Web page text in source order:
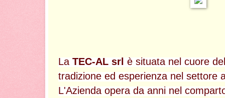
La TEC-AL srl è situata nel cuore
tradizione ed esperienza nel settore
L'Azienda opera da anni nel